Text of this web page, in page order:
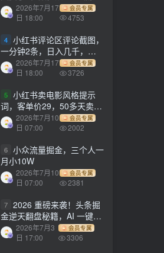
讲解2026年7月17
日 18:00
会员专属
4753
4 小红书评论区评论截图，
一分钟2条，日入几千，多
劳多得!2026年7月17
日 18:00
会员专属
3726
5 小红书卖电影风格提示
词，客单价29，50多天卖了
790单，小白直接抄作业！
2026年7月10
日 07:00
会员专属
2002
6 小众流量掘金，三个人一
月小10W
2026年7月10
日 07:00
会员专属
2381
7 2026 重磅来袭！头条掘
金逆天翻盘秘籍，AI 一键打
造爆款内容，只需简单复制
粘贴，日入 1000 + 轻松实
2026年7月3
日 17:00
会员专属
3306